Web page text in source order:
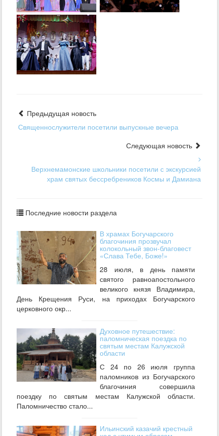
Предыдущая новость
Священнослужители посетили выпускные вечера
Следующая новость
Верхнемамонские школьники посетили с экскурсией
храм святых бессребреников Космы и Дамиана
Последние новости раздела
В храмах Богучарского
благочиния прозвучал
колокольный звон-благовест
«Слава Тебе, Боже!»
28 июля, в день памяти
святого равноапостольного
великого князя Владимира,
День Крещения Руси, на приходах Богучарского
церковного окр...
Духовное путешествие:
паломническая поездка по
святым местам Калужской
области
С 24 по 26 июля группа
паломников из Богучарского
благочиния совершила
поездку по святым местам Калужской области.
Паломничество стало...
Ильинский казачий крестный